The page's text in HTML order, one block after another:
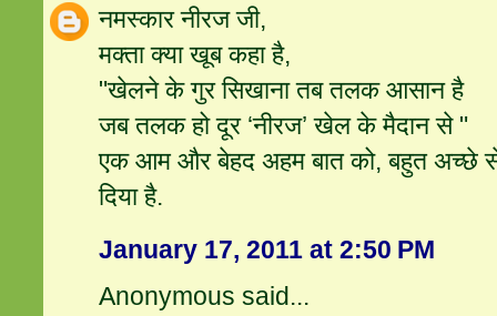
नमस्कार नीरज जी,
मक्ता क्या खूब कहा है,
"खेलने के गुर सिखाना तब तलक आसान है
जब तलक हो दूर ‘नीरज’ खेल के मैदान से "
एक आम और बेहद अहम बात को, बहुत अच्छे
दिया है.
January 17, 2011 at 2:50 PM
Anonymous said...